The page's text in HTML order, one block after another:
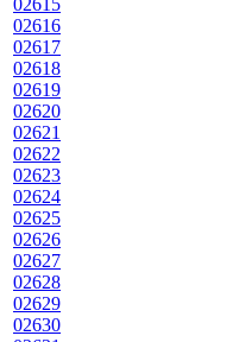
02615
02616
02617
02618
02619
02620
02621
02622
02623
02624
02625
02626
02627
02628
02629
02630